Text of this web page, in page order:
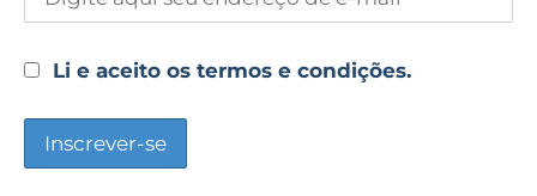
Li e aceito os termos e condições.